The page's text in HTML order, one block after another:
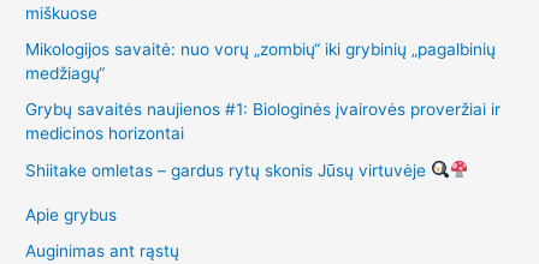
miškuose
Mikologijos savaitė: nuo vorų „zombių“ iki grybinių „pagalbinių
medžiagų“
Grybų savaitės naujienos #1: Biologinės įvairovės proveržiai ir
medicinos horizontai
Shiitake omletas – gardus rytų skonis Jūsų virtuvėje
Apie grybus
Auginimas ant rąstų